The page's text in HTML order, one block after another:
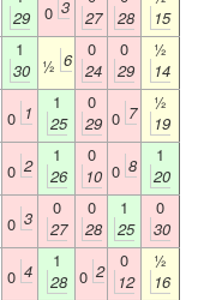
29
0 3
27
28
15
1
30 ½ 6
0
24
0
29
½
14
0 1
1
25
0
29 0 7
½
19
0 2
1
26
0
10 0 8
1
20
0 3
0
27
0
28
1
25
0
30
0 4
1
28 0 2
0
12
½
16